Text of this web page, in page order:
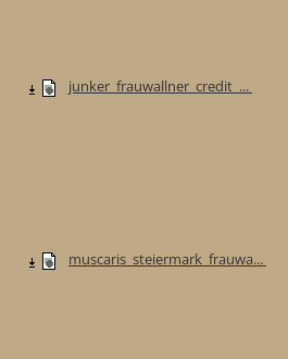
junker_frauwallner_credit_...
muscaris_steiermark_frauwa...